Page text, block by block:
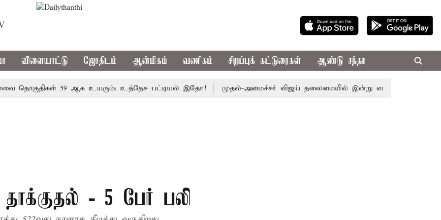
விளையாட்டு ஜோதிடம் ஆன்மிகம் வணிகம் சிறப்புக் கட்டுரைகள் ஆண்டு சந்தா
59 ஆக உயரும்: உத்தேச பட்டியல் இதோ! முதல்-அமைச்சர் விஜய் தலைமையில் இன்று எம்.பி.க்கள் கூட்டம்:
- 5 பேர் பலி